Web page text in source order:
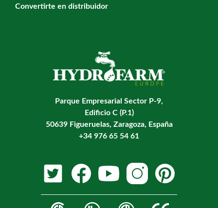
Convertirte en distribuidor
Parque Empresarial Sector P-9,
Edificio C (P.1)
50639 Figueruelas, Zaragoza, España
+34 976 65 54 61